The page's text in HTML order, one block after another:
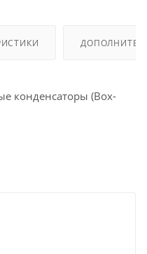
конденсаторы (Box-